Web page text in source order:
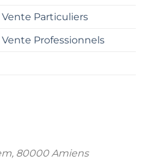
Particuliers
Professionnels
80000 Amiens